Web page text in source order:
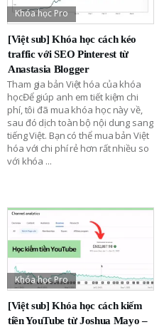
Khóa học Pro
[Việt sub] Khóa học cách kéo
traffic với SEO Pinterest từ
Anastasia Blogger
Tham gia bản Việt hóa của khóa
họcĐể giúp anh em tiết kiệm chi
phí, tôi đã mua khóa học này về,
sau đó dịch toàn bộ nội dung sang
tiếng Việt. Bạn có thể mua bản Việt
hóa với chi phí rẻ hơn rất nhiều so
với khóa ...
Khóa học Pro
[Việt sub] Khóa học cách kiếm
tiền YouTube từ Joshua Mayo –